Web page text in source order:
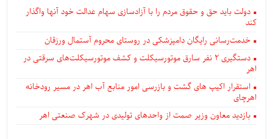
دولت باید حق و حقوق مردم را با آزادسازی سهام عدالت خود آنها واگذار
کند
خدمت‌رسانی رایگان دامپزشکی در روستای محروم آستمال ورزقان
دستگيری ۲ نفر سارق موتورسیکلت و کشف موتورسیکلت‌های سرقتی در
اهر
استقرار اکیپ های گشت و بازرسی امور منابع آب اهر در مسیر رودخانه
اهرچای
بازدید معاون وزیر صمت از واحدهای تولیدی در شهرک صنعتی اهر